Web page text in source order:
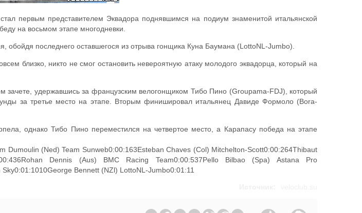
первым представителем Эквадора поднявшимся на подиум знаменитой итальянской
на восьмом этапе многодневки.
последнего оставшегося из отрыва гонщика Куна Баумана (LottoNL-Jumbo).
близко, никто не смог остановить невероятную атаку молодого эквадорца, который на
удержавшись за французским велогонщиком Тибо Пино (Groupama-FDJ), который
за третье место на этапе. Вторым финишировал итальянец Давиде Формоло (Bora-
однако Тибо Пино переместился на четвертое место, а Карапасу победа на этапе
Dumoulin (Ned) Team Sunweb0:00:163Esteban Chaves (Col) Mitchelton-Scott0:00:264Thibaut
Dennis (Aus) BMC Racing Team0:00:537Pello Bilbao (Spa) Astana Pro
Bennett (NZl) LottoNL-Jumbo0:01:11